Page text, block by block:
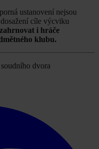
ustanovení nejsou
cíle výcviku
i hráče
klubu.
dvora